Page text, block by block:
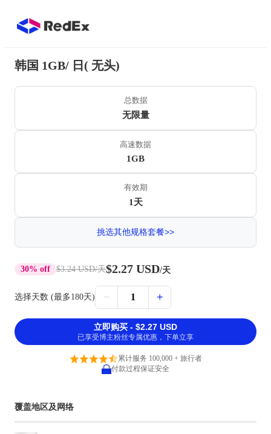
韩国 1GB/ 日( 无头)
总数据
无限量
高速数据
1GB
有效期
1天
挑选其他规格套餐>>
30% off $3.24 USD/天$2.27 USD/天
选择天数 (最多180天) − 1 +
立即购买 - $2.27 USD
已享受博主粉丝专属优惠，下单立享
累计服务 100,000 + 旅行者
付款过程保证安全
覆盖地区及网络